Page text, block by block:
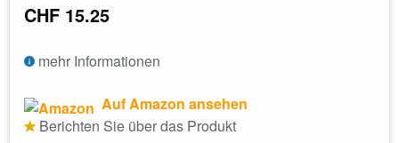
CHF 15.25
mehr Informationen
Auf Amazon ansehen
Berichten Sie über das Produkt